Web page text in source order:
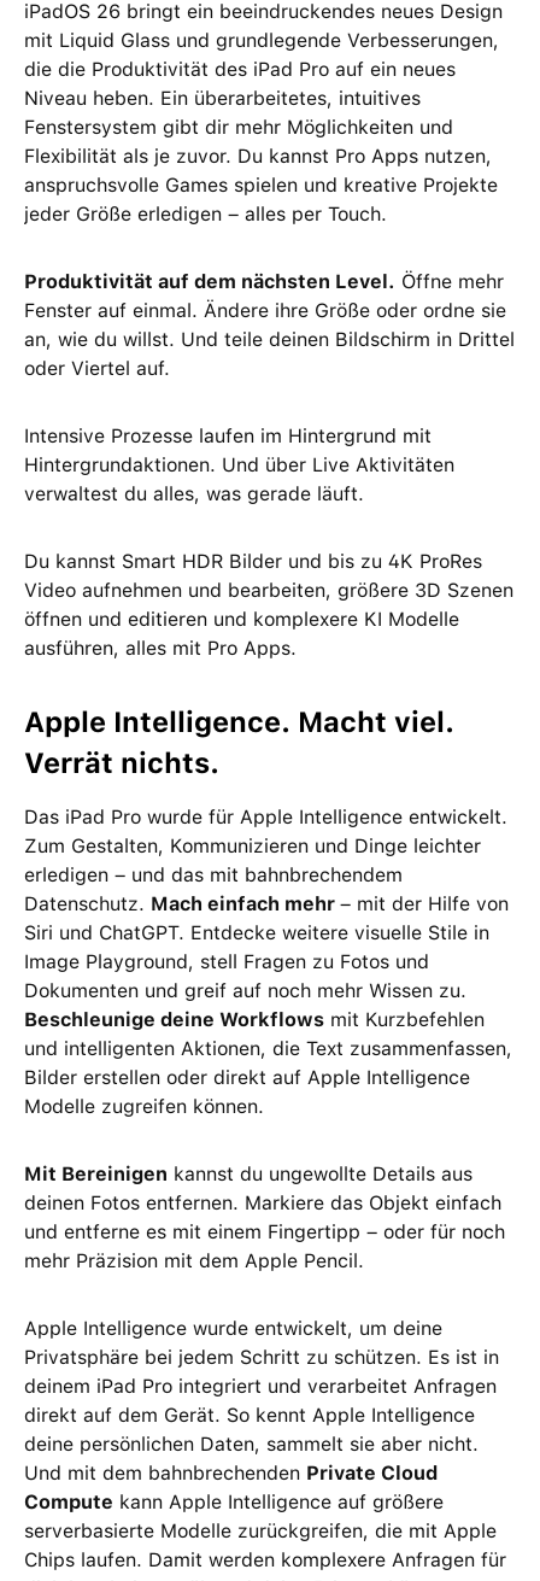
iPadOS 26 bringt ein beeindruckendes neues Design
mit Liquid Glass und grundlegende Verbesserungen,
die die Produktivität des iPad Pro auf ein neues
Niveau heben. Ein überarbeitetes, intuitives
Fenstersystem gibt dir mehr Möglichkeiten und
Flexibilität als je zuvor. Du kannst Pro Apps nutzen,
anspruchsvolle Games spielen und kreative Projekte
jeder Größe erledigen – alles per Touch.
Produktivität auf dem nächsten Level. Öffne mehr
Fenster auf einmal. Ändere ihre Größe oder ordne sie
an, wie du willst. Und teile deinen Bildschirm in Drittel
oder Viertel auf.
Intensive Prozesse laufen im Hintergrund mit
Hintergrundaktionen. Und über Live Aktivitäten
verwaltest du alles, was gerade läuft.
Du kannst Smart HDR Bilder und bis zu 4K ProRes
Video aufnehmen und bearbeiten, größere 3D Szenen
öffnen und editieren und komplexere KI Modelle
ausführen, alles mit Pro Apps.
Apple Intelligence. Macht viel.
Verrät nichts.
Das iPad Pro wurde für Apple Intelligence entwickelt.
Zum Gestalten, Kommunizieren und Dinge leichter
erledigen – und das mit bahnbrechendem
Datenschutz. Mach einfach mehr – mit der Hilfe von
Siri und ChatGPT. Entdecke weitere visuelle Stile in
Image Playground, stell Fragen zu Fotos und
Dokumenten und greif auf noch mehr Wissen zu.
Beschleunige deine Workflows mit Kurzbefehlen
und intelligenten Aktionen, die Text zusammenfassen,
Bilder erstellen oder direkt auf Apple Intelligence
Modelle zugreifen können.
Mit Bereinigen kannst du ungewollte Details aus
deinen Fotos entfernen. Markiere das Objekt einfach
und entferne es mit einem Fingertipp – oder für noch
mehr Präzision mit dem Apple Pencil.
Apple Intelligence wurde entwickelt, um deine
Privatsphäre bei jedem Schritt zu schützen. Es ist in
deinem iPad Pro integriert und verarbeitet Anfragen
direkt auf dem Gerät. So kennt Apple Intelligence
deine persönlichen Daten, sammelt sie aber nicht.
Und mit dem bahnbrechenden Private Cloud
Compute kann Apple Intelligence auf größere
serverbasierte Modelle zurückgreifen, die mit Apple
Chips laufen. Damit werden komplexere Anfragen für